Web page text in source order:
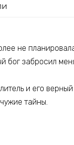
не
бог забросил
и его верный
тайны.